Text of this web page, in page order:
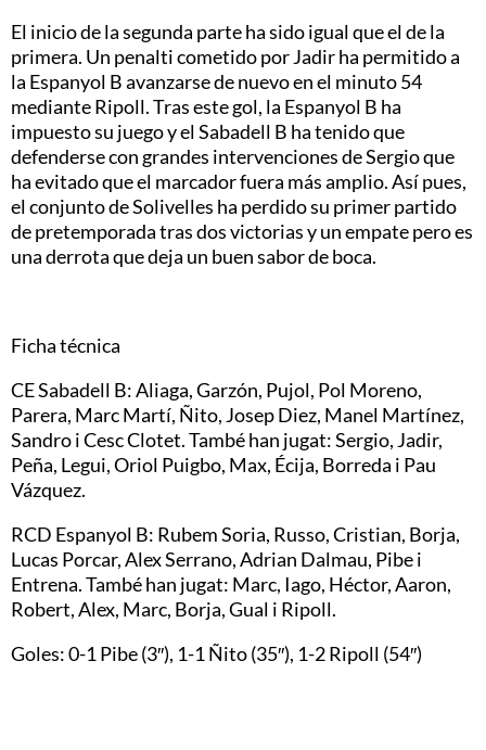
El inicio de la segunda parte ha sido igual que el de la
primera. Un penalti cometido por Jadir ha permitido a
la Espanyol B avanzarse de nuevo en el minuto 54
mediante Ripoll. Tras este gol, la Espanyol B ha
impuesto su juego y el Sabadell B ha tenido que
defenderse con grandes intervenciones de Sergio que
ha evitado que el marcador fuera más amplio. Así pues,
el conjunto de Solivelles ha perdido su primer partido
de pretemporada tras dos victorias y un empate pero es
una derrota que deja un buen sabor de boca.
Ficha técnica
CE Sabadell B: Aliaga, Garzón, Pujol, Pol Moreno,
Parera, Marc Martí, Ñito, Josep Diez, Manel Martínez,
Sandro i Cesc Clotet. També han jugat: Sergio, Jadir,
Peña, Legui, Oriol Puigbo, Max, Écija, Borreda i Pau
Vázquez.
RCD Espanyol B: Rubem Soria, Russo, Cristian, Borja,
Lucas Porcar, Alex Serrano, Adrian Dalmau, Pibe i
Entrena. També han jugat: Marc, Iago, Héctor, Aaron,
Robert, Alex, Marc, Borja, Gual i Ripoll.
Goles: 0-1 Pibe (3″), 1-1 Ñito (35″), 1-2 Ripoll (54″)